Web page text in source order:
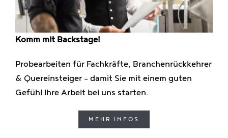
Komm mit Backstage!
Probearbeiten für Fachkräfte, Branchenrückkehrer
& Quereinsteiger – damit Sie mit einem guten
Gefühl Ihre Arbeit bei uns starten.
MEHR INFOS